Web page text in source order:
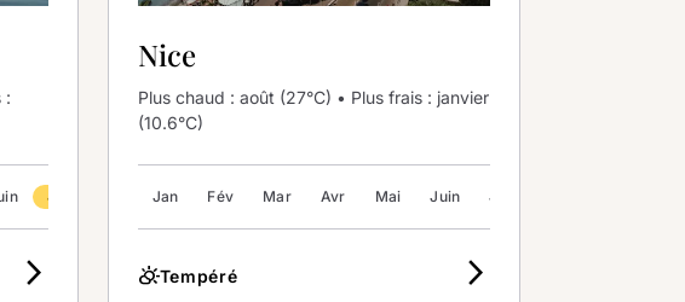
:
Juil Sep Oct Nov Déc
arrow_forward_ios
Nice
Plus chaud : août (27°C) • Plus frais : janvier
(10.6°C)
Jan Fév Mar Avr Mai Juin Juil
partly_cloudy_dayTempéré arrow_forward_ios